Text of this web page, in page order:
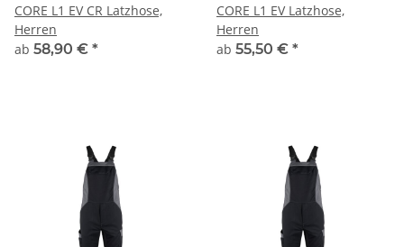
CORE L1 EV CR Latzhose,
Herren
ab 58,90 € *
CORE L1 EV Latzhose,
Herren
ab 55,50 € *